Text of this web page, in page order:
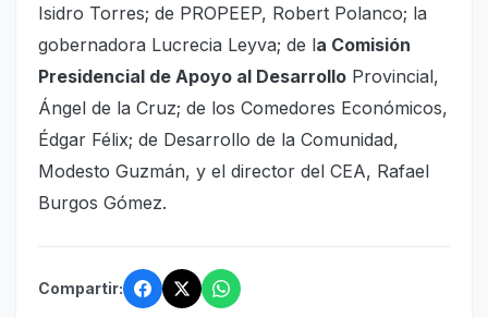
Isidro Torres; de PROPEEP, Robert Polanco; la
gobernadora Lucrecia Leyva; de la Comisión
Presidencial de Apoyo al Desarrollo Provincial,
Ángel de la Cruz; de los Comedores Económicos,
Édgar Félix; de Desarrollo de la Comunidad,
Modesto Guzmán, y el director del CEA, Rafael
Burgos Gómez.
Compartir: